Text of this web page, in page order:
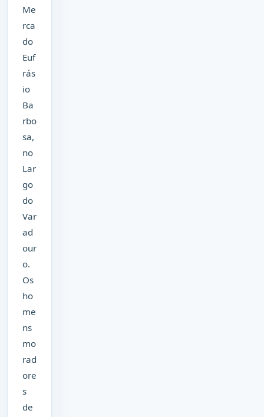
Me
rca
do
Euf
rás
io
Ba
rbo
sa,
no
Lar
go
do
Var
ad
our
o.
Os
ho
me
ns
mo
rad
ore
s
de